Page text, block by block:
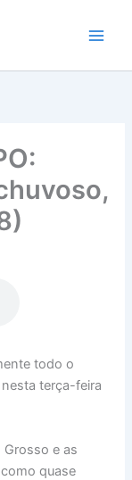
todo o
terça-feira
e as
quase